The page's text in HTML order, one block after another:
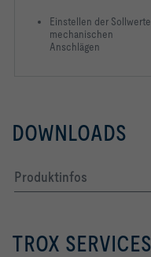
Einstellen der
mechanischen
Anschlägen
DOWNLOADS
Produktinfos
TROX SERVICES